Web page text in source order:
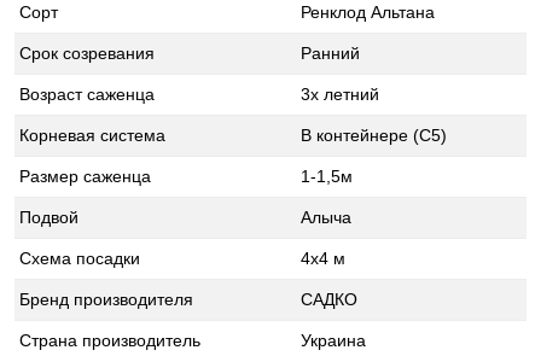
Сорт Ренклод Альтана
Срок созревания Ранний
Возраст саженца 3х летний
Корневая система В контейнере (С5)
Размер саженца 1-1,5м
Подвой Алыча
Схема посадки 4х4 м
Бренд производителя САДКО
Страна производитель Украина